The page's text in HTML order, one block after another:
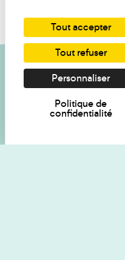
Je souhaite
Inscrivez-
Tout accepter
Tout refuser
Personnaliser
Politique de
confidentialité